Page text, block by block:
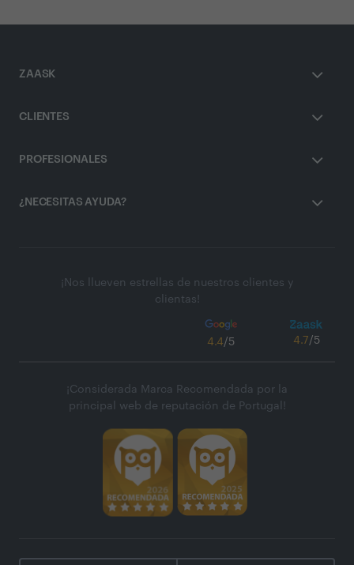
ZAASK
CLIENTES
PROFESIONALES
¿NECESITAS AYUDA?
¡Nos llueven estrellas de nuestros clientes y
clientas!
4.4/5 4.7/5
¡Considerada Marca Recomendada por la
principal web de reputación de Portugal!